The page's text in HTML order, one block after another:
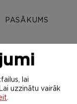
PASĀKUMS
lai
uzzinātu vairāk
.